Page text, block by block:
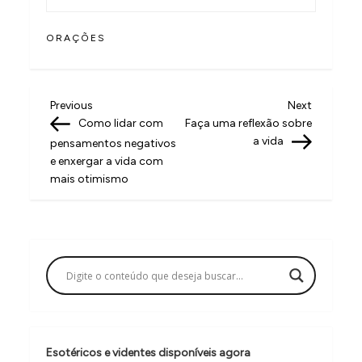
ORAÇÕES
N
a
v
e
ç
ã
d
Previous
Post
Previous
Como lidar com
pensamentos negativos
e enxergar a vida com
mais otimismo
Next
Post
Next
Faça uma reflexão sobre
a vida
Esotéricos e videntes disponíveis agora